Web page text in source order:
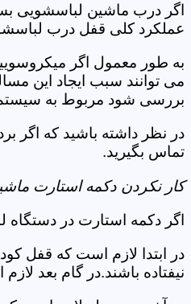
اگر درب ماشین لباسشویی
عملکرد کلی قفل درب
به طور معمول اگر
می توانند سبب ایجاد این
بررسی شود مربوط به
در نظر داشته باشید که اگر
تماس بگیرید.
کار نکردن دکمه استارت
اگر دکمه استارت در
در ابتدا لازم است که قفل
نیفتاده باشند.در گام بعد